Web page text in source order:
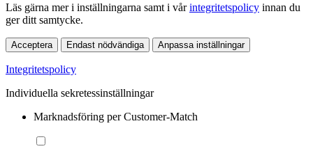
Läs gärna mer i inställningarna samt i vårintegritetspolicy innan du
ger ditt samtycke.
Acceptera Endast nödvändiga Anpassa inställningar
Integritetspolicy
Individuella sekretessinställningar
Marknadsföring per Customer-Match